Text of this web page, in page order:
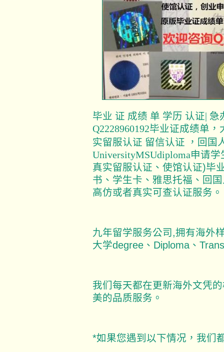
毕业 证 成绩 单 学历 认证| 急
Q2228960192毕业证成绩单，
实留服认证 留信认证 ，回国
UniversityMSUdiploma申请学
真实留服认证、使馆认证)毕
书、学生卡、雅思托福、回
高仿或者真实可查认证服务。
九年留学服务公司,拥有海外
大学degree、Diploma、
我们每天都在更新海外文凭
美的品质服务。
*如果您遇到以下情况，我们